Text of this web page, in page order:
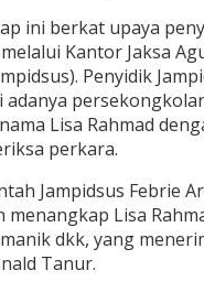
ini berkat upaya
Kantor Jaksa
Penyidik
Lisa Rahmad
perkara.
Jampidsus Febrie
Lisa
dkk, yang
Tanur.